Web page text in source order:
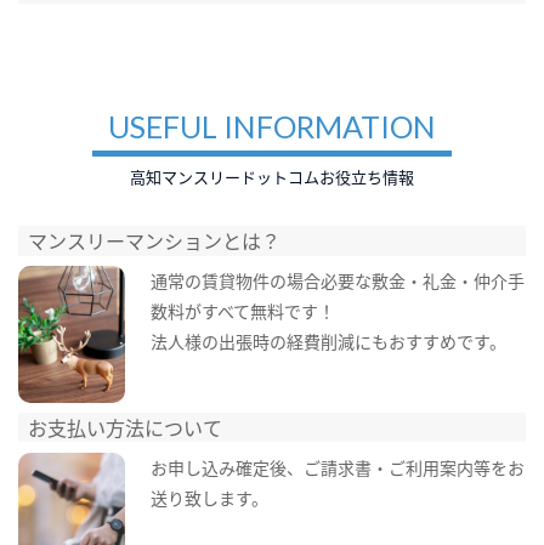
USEFUL INFORMATION
高知マンスリードットコムお役立ち情報
マンスリーマンションとは？
通常の賃貸物件の場合必要な敷金・礼金・仲介手
数料がすべて無料です！
法人様の出張時の経費削減にもおすすめです。
お支払い方法について
お申し込み確定後、ご請求書・ご利用案内等をお
送り致します。